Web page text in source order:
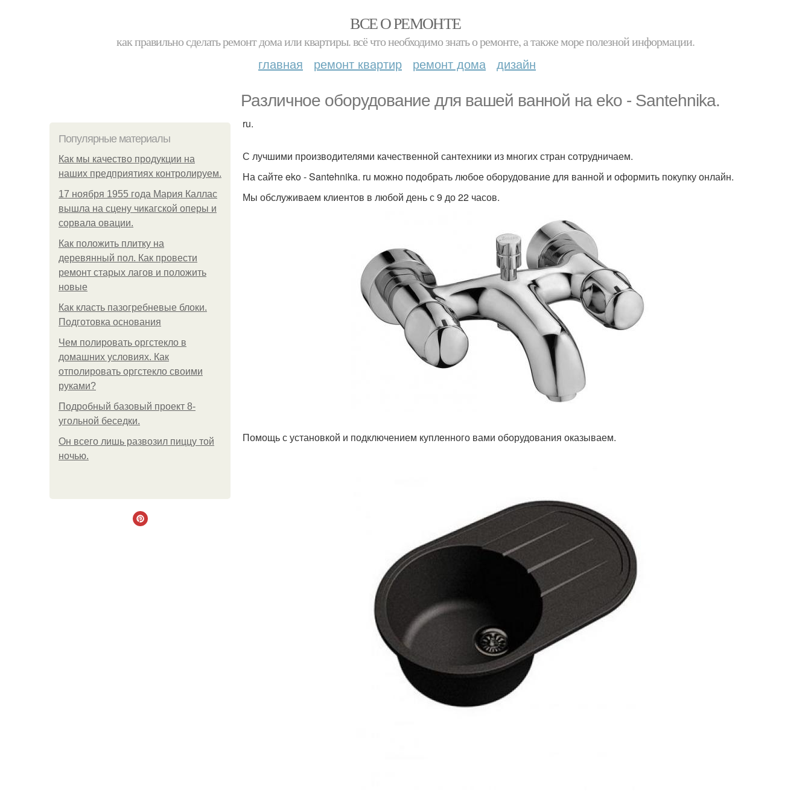
ВСЕ О РЕМОНТЕ
как правильно сделать ремонт дома или квартиры. всё что необходимо знать о ремонте, а также море полезной информации.
главная ремонт квартир ремонт дома дизайн
Различное оборудование для вашей ванной на eko - Santehnika.
Популярные материалы
Как мы качество продукции на
наших предприятиях контролируем.
17 ноября 1955 года Мария Каллас
вышла на сцену чикагской оперы и
сорвала овации.
Как положить плитку на
деревянный пол. Как провести
ремонт старых лагов и положить
новые
Как класть пазогребневые блоки.
Подготовка основания
Чем полировать оргстекло в
домашних условиях. Как
отполировать оргстекло своими
руками?
Подробный базовый проект 8-
угольной беседки.
Он всего лишь развозил пиццу той
ночью.
ru.
С лучшими производителями качественной сантехники из многих стран сотрудничаем.
На сайте eko - Santehnika. ru можно подобрать любое оборудование для ванной и оформить покупку онлайн.
Мы обслуживаем клиентов в любой день с 9 до 22 часов.
Помощь с установкой и подключением купленного вами оборудования оказываем.